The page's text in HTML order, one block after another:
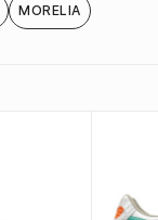
MORELIA